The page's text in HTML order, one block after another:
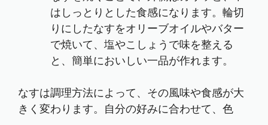
はしっとりとした食感になります。輪切
りにしたなすをオリーブオイルやバター
で焼いて、塩やこしょうで味を整える
と、簡単においしい一品が作れます。
なすは調理方法によって、その風味や食感が大
きく変わります。自分の好みに合わせて、色